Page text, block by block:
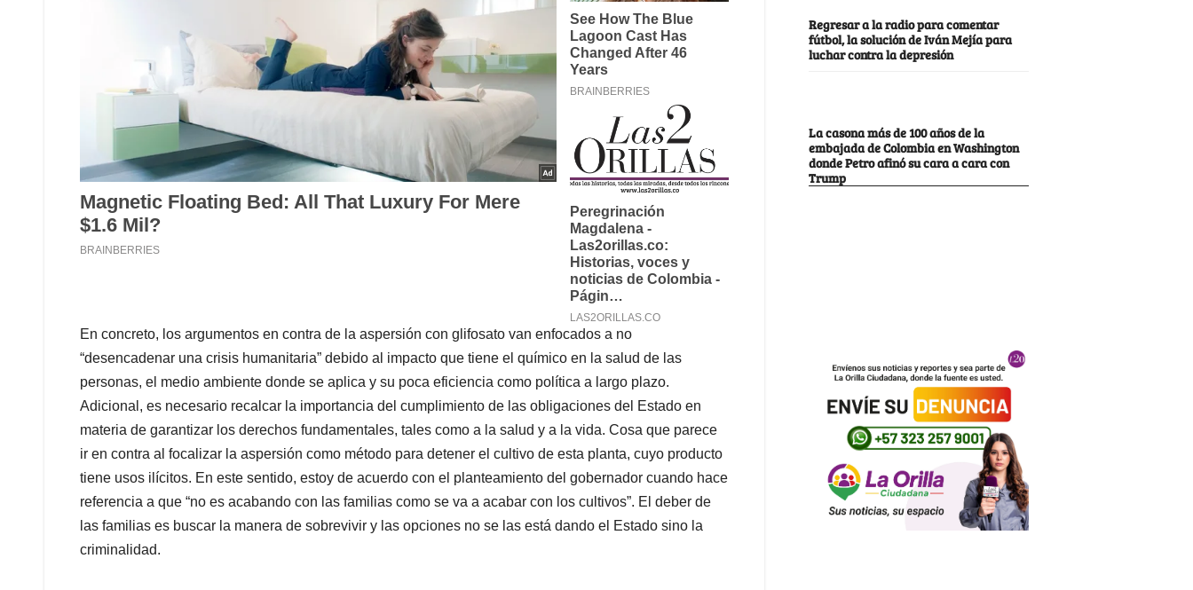
En concreto, los argumentos en contra de la aspersión con glifosato van enfocados a no
“desencadenar una crisis humanitaria” debido al impacto que tiene el químico en la salud de las
personas, el medio ambiente donde se aplica y su poca eficiencia como política a largo plazo.
Adicional, es necesario recalcar la importancia del cumplimiento de las obligaciones del Estado en
materia de garantizar los derechos fundamentales, tales como a la salud y a la vida. Cosa que parece
ir en contra al focalizar la aspersión como método para detener el cultivo de esta planta, cuyo producto
tiene usos ilícitos. En este sentido, estoy de acuerdo con el planteamiento del gobernador cuando hace
referencia a que “no es acabando con las familias como se va a acabar con los cultivos”. El deber de
las familias es buscar la manera de sobrevivir y las opciones no se las está dando el Estado sino la
criminalidad.
Regresar a la radio para comentar
fútbol, la solución de Iván Mejía para
luchar contra la depresión
La casona más de 100 años de la
embajada de Colombia en Washington
donde Petro afinó su cara a cara con
Trump